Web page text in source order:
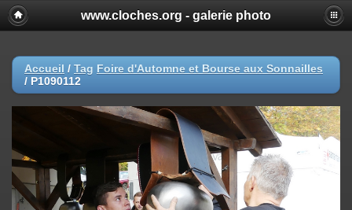
www.cloches.org - galerie photo
Accueil / Tag Foire d'Automne et Bourse aux Sonnailles
/ P1090112